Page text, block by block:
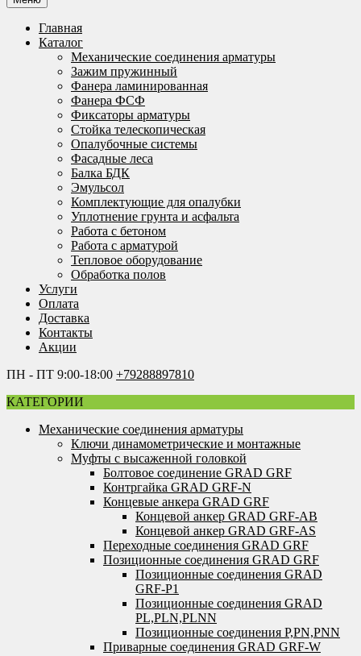
Главная
Каталог
Механические соединения арматуры
Зажим пружинный
Фанера ламинированная
Фанера ФСФ
Фиксаторы арматуры
Стойка телескопическая
Опалубочные системы
Фасадные леса
Балка БДК
Эмульсол
Комплектующие для опалубки
Уплотнение грунта и асфальта
Работа с бетоном
Работа с арматурой
Тепловое оборудование
Обработка полов
Услуги
Оплата
Доставка
Контакты
Акции
ПН - ПТ 9:00-18:00 +79288897810
КАТЕГОРИИ
Механические соединения арматуры
Ключи динамометрические и монтажные
Муфты с высаженной головкой
Болтовое соединение GRAD GRF
Контргайка GRAD GRF-N
Концевые анкера GRAD GRF
Концевой анкер GRAD GRF-AB
Концевой анкер GRAD GRF-AS
Переходные соединения GRAD GRF
Позиционные соединения GRAD GRF
Позиционные соединения GRAD
GRF-P1
Позиционные соединения GRAD
PL,PLN,PLNN
Позиционные соединения P,PN,PNN
Приварные соединения GRAD GRF-W